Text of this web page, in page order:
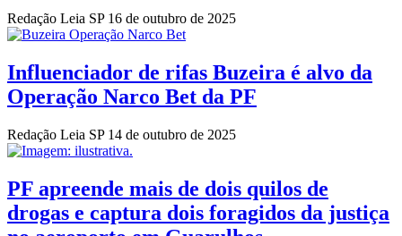
Redação Leia SP 16 de outubro de 2025
Influenciador de rifas Buzeira é alvo da
Operação Narco Bet da PF
Redação Leia SP 14 de outubro de 2025
PF apreende mais de dois quilos de
drogas e captura dois foragidos da justiça